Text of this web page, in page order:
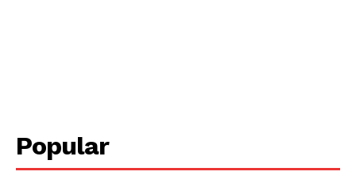
Menú
Yucatán
Popular